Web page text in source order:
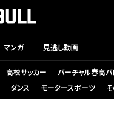
マンガ 見逃し動画
高校サッカー バーチャル春高バ
ダンス モータースポーツ